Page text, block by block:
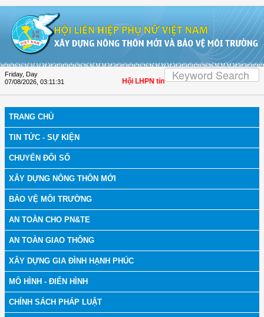
Friday, Day
07/08/2026 03:11:32 Hội LHPN tỉnh Đồng Tháp tuyên truyền, hướng
TRANG CHỦ
TIN TỨC - SỰ KIỆN
CHUYỂN ĐỔI SỐ
XÂY DỰNG NÔNG THÔN MỚI
BẢO VỆ MÔI TRƯỜNG
AN TOÀN CHO PN&TE
AN TOÀN GIAO THÔNG
XÂY DỰNG GIA ĐÌNH HẠNH PHÚC
MÔ HÌNH - ĐIỂN HÌNH
CHÍNH SÁCH PHÁP LUẬT